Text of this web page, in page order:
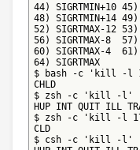
44) SIGRTMIN+10 45)
48) SIGRTMIN+14 49)
52) SIGRTMAX-12 53)
56) SIGRTMAX-8  57)
60) SIGRTMAX-4  61)
64) SIGRTMAX
$ bash -c 'kill -l
CHLD
$ zsh -c 'kill -l'
HUP INT QUIT ILL
$ zsh -c 'kill -l
CLD
$ csh -c 'kill -l'